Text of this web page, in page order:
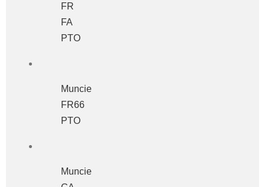
FR
FA
PTO
Muncie
FR66
PTO
Muncie